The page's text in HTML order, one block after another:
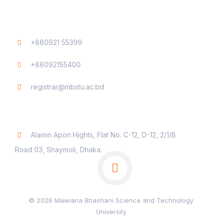
+880921 55399
+88092155400
registrar@mbstu.ac.bd
Alamin Apon Hights, Flat No. C-12, D-12, 2/1/B
Road 03, Shaymoli, Dhaka.
© 2026 Mawlana Bhashani Science and Technology
University